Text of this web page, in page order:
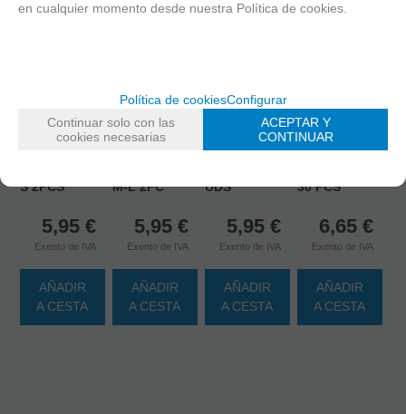
5901691836723
S 2PCS
5,95 €
Exento de IVA
AÑADIR
A CESTA
5901691836730
M-L 2PC
5,95 €
Exento de IVA
AÑADIR
A CESTA
5903407172668
BABIES GEL
UDS
5,95 €
Exento de IVA
AÑADIR
A CESTA
8003670845843
CHICCO
DISCOS
30 PCS
6,65 €
Exento de IVA
AÑADIR
A CESTA
en cualquier momento desde nuestra Política de cookies.
Política de cookiesConfigurar
Continuar solo con las
cookies necesarias
ACEPTAR Y
CONTINUAR